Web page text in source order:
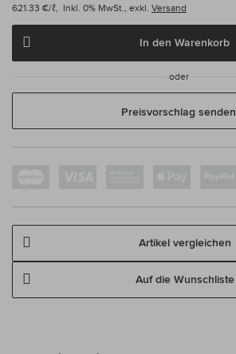
Inkl. 0% MwSt., exkl. Versand
621.33 €/ℓ,
In den Warenkorb
oder
Preisvorschlag senden
Auf die Wunschliste
Artikel vergleichen